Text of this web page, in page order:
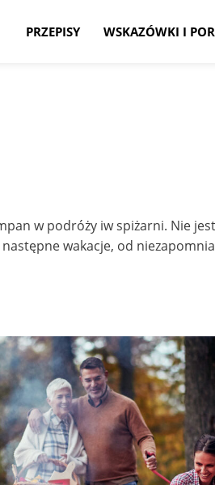
PRZEPISY WSKAZÓWKI I
w podróży iw spiżarni. Nie
wakacje, od